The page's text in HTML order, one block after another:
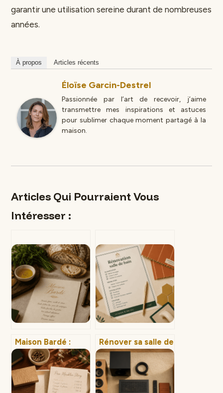
garantir une utilisation sereine durant de nombreuses
années.
À propos Articles récents
Éloïse Garcin-Destrel
Passionnée par l’art de recevoir, j’aime
transmettre mes inspirations et astuces
pour sublimer chaque moment partagé à la
maison.
Articles Qui Pourraient Vous
Intéresser :
Maison Bardé :
séjourner dans
une bâtisse de
1784 et découvrir
un savoir-faire
Rénover sa salle de
bain sans tout
casser : 3 réflexes
d’étanchéité et les
astuces pour